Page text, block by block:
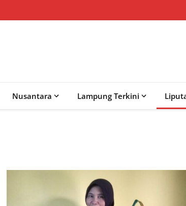
Nusantara Lampung Terkini